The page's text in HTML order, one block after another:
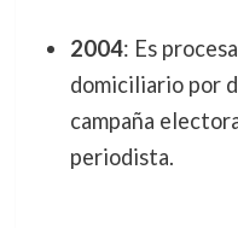
2004: Es
domiciliario por
campaña
periodista.